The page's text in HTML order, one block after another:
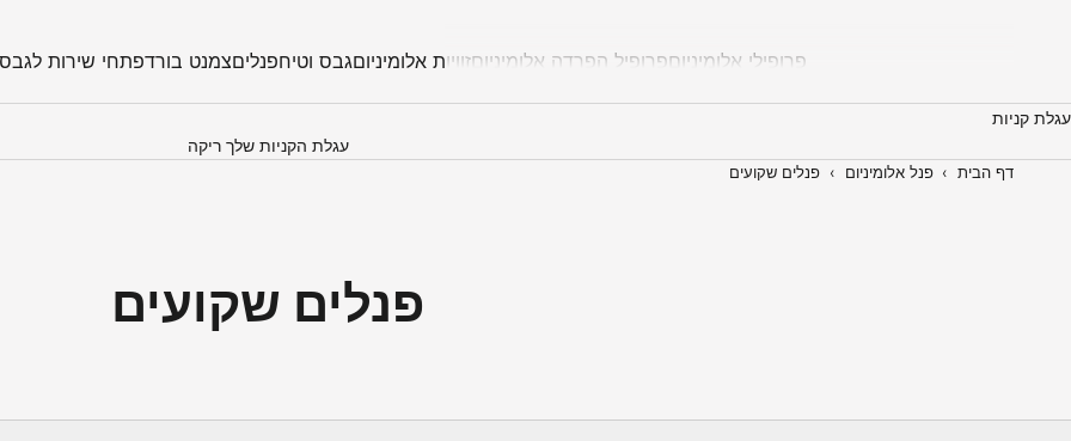
פרופילי אלומיניוםפרופיל הפרדה אלומיניוםזוויות אלומיניוםגבס וטיחפנליםצמנט בורדפתחי שירות לגבס
עגלת קניות
עגלת הקניות שלך ריקה
דף הבית › פנל אלומיניום › פנלים שקועים
פנלים שקועים